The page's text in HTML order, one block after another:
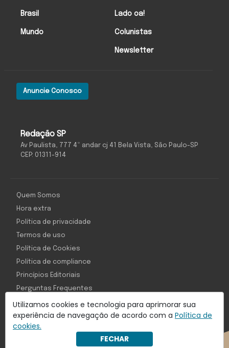
Utilizamos cookies e tecnologia para aprimorar sua
experiência de navegação de acordo com a Política de
cookies.
FECHAR
Redação SP
Av Paulista, 777 4º andar cj 41 Bela Vista, São Paulo-SP
CEP: 01311-914
Anuncie Conosco
Brasil
Mundo
Lado oa!
Colunistas
Newsletter
Com inteligência e tecnologia:
Object1ve - Marketing Solution
Quem Somos
Hora extra
Política de privacidade
Termos de uso
Política de Cookies
Política de compliance
Princípios Editoriais
Perguntas Frequentes